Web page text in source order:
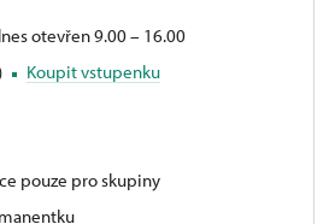
otevřen 9.00 – 16.00
Koupit vstupenku
pouze pro skupiny